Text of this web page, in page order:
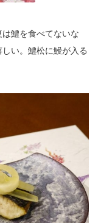
鱧を食べてないな
い。鱧松に鰻が入る